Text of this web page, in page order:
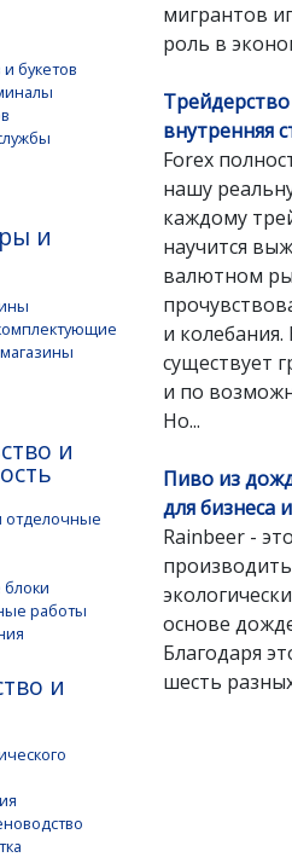
букетов
и
и
отделочные
работы
и
мигрантов
роль в
внутренняя
Forex
нашу
каждому
научится
валютном
и колебания.
существует
и по
Но...
Пиво из
для бизнеса
Rainbeer -
основе
Благодаря
шесть